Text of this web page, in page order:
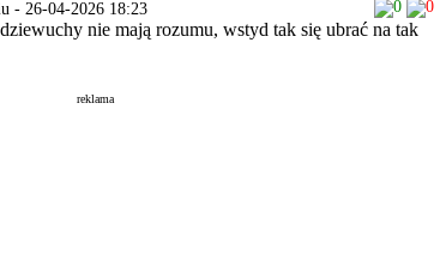
- 26-04-2026 18:23 0 0
nie mają rozumu, wstyd tak się ubrać na tak
reklama